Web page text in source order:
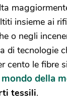
insieme ai
o negli
di tecnologie
cento le fibre
della
tessili.